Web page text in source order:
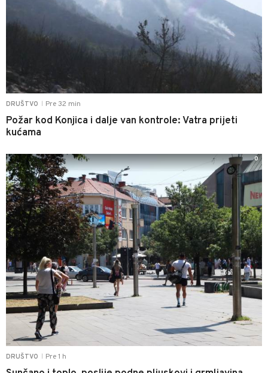
DRUŠTVO Pre 32 min
Požar kod Konjica i dalje van kontrole: Vatra prijeti
kućama
DRUŠTVO Pre 1 h
0